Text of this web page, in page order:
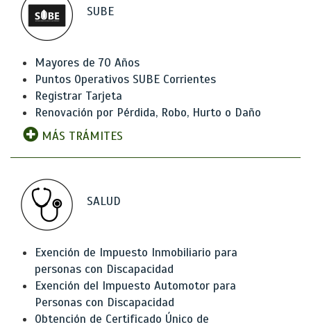
SUBE
Mayores de 70 Años
Puntos Operativos SUBE Corrientes
Registrar Tarjeta
Renovación por Pérdida, Robo, Hurto o Daño
MÁS TRÁMITES
SALUD
Exención de Impuesto Inmobiliario para
personas con Discapacidad
Exención del Impuesto Automotor para
Personas con Discapacidad
Obtención de Certificado Único de